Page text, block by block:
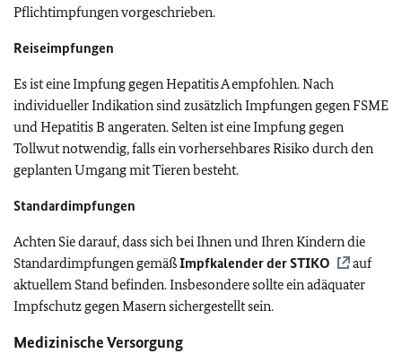
Pflichtimpfungen vorgeschrieben.
Reiseimpfungen
Es ist eineImpfung gegen Hepatitis A empfohlen. Nach
individueller Indikation sind zusätzlich Impfungen gegen FSME
und Hepatitis B angeraten. Selten ist eine Impfung gegen
Tollwut notwendig, falls ein vorhersehbares Risiko durch den
geplanten Umgang mit Tieren besteht.
Standardimpfungen
Achten Sie darauf, dass sich bei Ihnen und Ihren Kindern die
Standardimpfungen gemäßImpfkalender derSTIKO
auf
aktuellem Stand befinden.Insbesondere sollte ein adäquater
Impfschutz gegen Masern sichergestellt sein.
Medizinische Versorgung